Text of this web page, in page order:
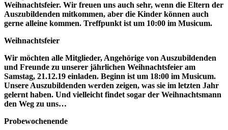
Weihnachtsfeier. Wir freuen uns auch sehr, wenn die Eltern der
Auszubildenden mitkommen, aber die Kinder können auch
gerne alleine kommen. Treffpunkt ist um 10:00 im Musicum.
Weihnachtsfeier
Wir möchten alle Mitglieder, Angehörige von Auszubildenden
und Freunde zu unserer jährlichen Weihnachtsfeier am
Samstag, 21.12.19 einladen. Beginn ist um 18:00 im Musicum.
Unsere Auszubildenden werden zeigen, was sie im letzten Jahr
gelernt haben. Und vielleicht findet sogar der Weihnachtsmann
den Weg zu uns…
Probewochenende